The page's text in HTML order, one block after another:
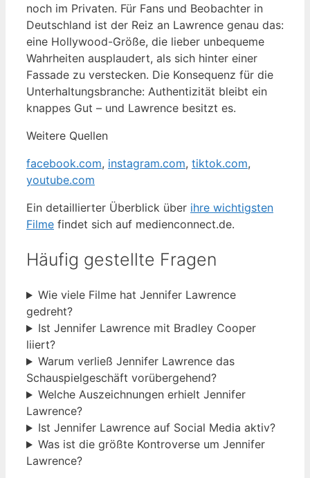
noch im Privaten. Für Fans und Beobachter in
Deutschland ist der Reiz an Lawrence genau das:
eine Hollywood-Größe, die lieber unbequeme
Wahrheiten ausplaudert, als sich hinter einer
Fassade zu verstecken. Die Konsequenz für die
Unterhaltungsbranche: Authentizität bleibt ein
knappes Gut – und Lawrence besitzt es.
Weitere Quellen
facebook.com, instagram.com, tiktok.com,
youtube.com
Ein detaillierter Überblick über ihre wichtigsten
Filme findet sich auf medienconnect.de.
Häufig gestellte Fragen
Wie viele Filme hat Jennifer Lawrence
gedreht?
Ist Jennifer Lawrence mit Bradley Cooper
liiert?
Warum verließ Jennifer Lawrence das
Schauspielgeschäft vorübergehend?
Welche Auszeichnungen erhielt Jennifer
Lawrence?
Ist Jennifer Lawrence auf Social Media aktiv?
Was ist die größte Kontroverse um Jennifer
Lawrence?